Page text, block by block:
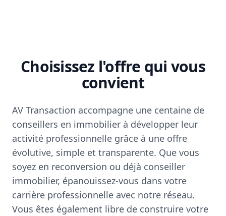
Choisissez l'offre qui vous
convient
AV Transaction accompagne une centaine de
conseillers en immobilier à développer leur
activité professionnelle grâce à une offre
évolutive, simple et transparente. Que vous
soyez en reconversion ou déjà conseiller
immobilier, épanouissez-vous dans votre
carrière professionnelle avec notre réseau.
Vous êtes également libre de construire votre